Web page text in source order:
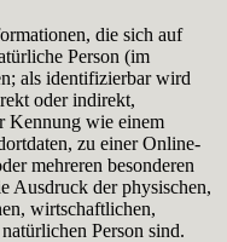
die sich auf
Person (im
als identifizierbar wird
oder indirekt,
Kennung wie einem
zu einer Online-
mehreren besonderen
Ausdruck der physischen,
wirtschaftlichen,
Person sind.